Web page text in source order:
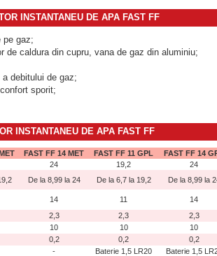
INSTANTANEU DE APA FAST FF
pe gaz;
de caldura din cupru, vana de gaz din aluminiu;
debitului de gaz;
sporit;
INSTANTANEU DE APA FAST FF
FAST FF 14 MET FAST FF 11 GPL
FAST FF 14
24 19,2
24
De la 8,99 la 24 De la 6,7 la 19,2
De la 8,99 la
14 11
14
2,3 2,3
2,3
10 10
10
0,2 0,2
0,2
- Baterie 1,5 LR20
Baterie 1,5